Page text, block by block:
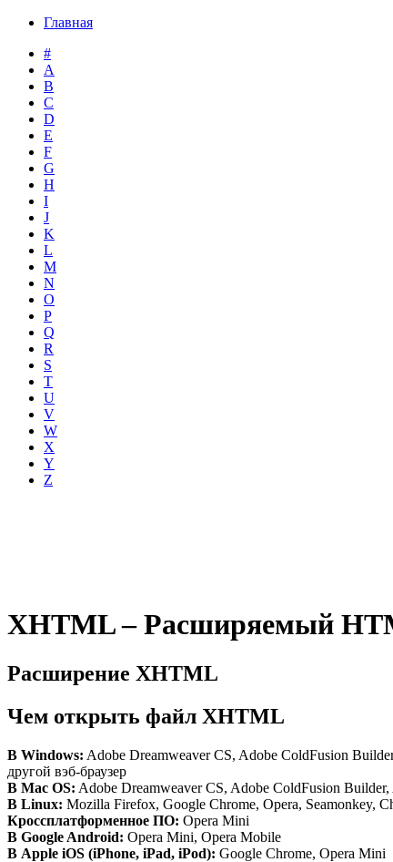
Главная
#
A
B
C
D
E
F
G
H
I
J
K
L
M
N
O
P
Q
R
S
T
U
V
W
X
Y
Z
XHTML – Расширяемый
Расширение XHTML
Чем открыть файл XHTML
В Windows: Adobe Dreamweaver CS, Adobe ColdFusion
другой вэб-браузер
В Mac OS: Adobe Dreamweaver CS, Adobe ColdFusion
В Linux: Mozilla Firefox, Google Chrome, Opera, Seamonkey,
Кроссплатформенное ПО: Opera Mini
В Google Android: Opera Mini, Opera Mobile
В Apple iOS (iPhone, iPad, iPod): Google Chrome, Opera Mini